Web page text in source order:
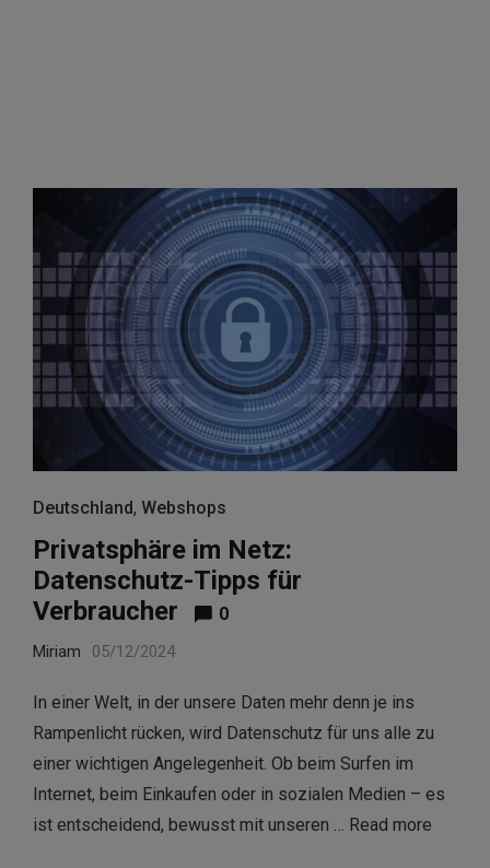
Deutschland, Webshops
Privatsphäre im Netz:
Datenschutz-Tipps für
Verbraucher
0
Miriam 05/12/2024
In einer Welt, in der unsere Daten mehr denn je ins
Rampenlicht rücken, wird Datenschutz für uns alle zu
einer wichtigen Angelegenheit. Ob beim Surfen im
Internet, beim Einkaufen oder in sozialen Medien – es
ist entscheidend, bewusst mit unseren … Read more